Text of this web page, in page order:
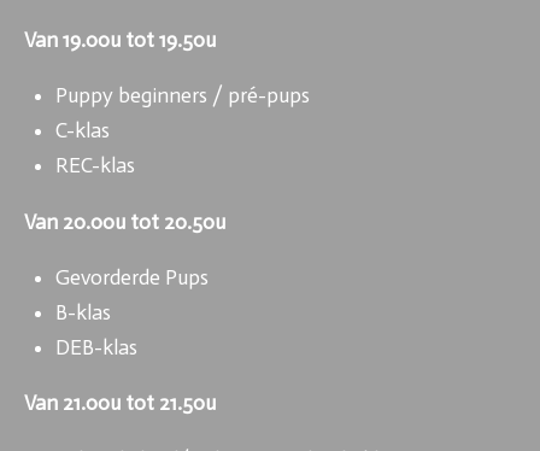
Van 19.00u tot 19.50u
Puppy beginners / pré-pups
C-klas
REC-klas
Van 20.00u tot 20.50u
Gevorderde Pups
B-klas
DEB-klas
Van 21.00u tot 21.50u